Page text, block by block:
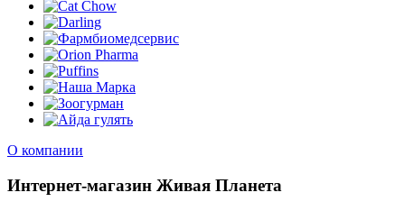
О компании
Интернет-магазин Живая Планета